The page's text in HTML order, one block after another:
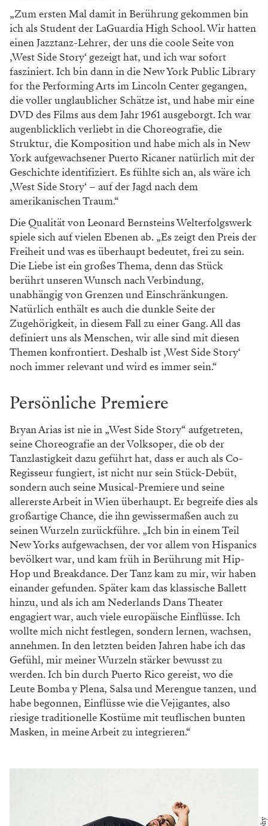
„Zum ersten Mal damit in Berührung gekommen bin
ich als Student der LaGuardia High School. Wir hatten
einen Jazztanz-Lehrer, der uns die coole Seite von
‚West Side Story‘ gezeigt hat, und ich war sofort
fasziniert. Ich bin dann in die New York Public Library
for the Performing Arts im Lincoln Center gegangen,
die voller unglaublicher Schätze ist, und habe mir eine
DVD des Films aus dem Jahr 1961 ausgeborgt. Ich war
augenblicklich verliebt in die Choreografie, die
Struktur, die Komposition und habe mich als in New
York aufgewachsener Puerto Ricaner natürlich mit der
Geschichte identifiziert. Es fühlte sich an, als wäre ich
‚West Side Story‘ – auf der Jagd nach dem
amerikanischen Traum.“
Die Qualität von Leonard Bernsteins Welterfolgswerk
spiele sich auf vielen Ebenen ab. „Es zeigt den Preis der
Freiheit und was es überhaupt bedeutet, frei zu sein.
Die Liebe ist ein großes Thema, denn das Stück
berührt unseren Wunsch nach Verbindung,
unabhängig von Grenzen und Einschränkungen.
Natürlich enthält es auch die dunkle Seite der
Zugehörigkeit, in diesem Fall zu einer Gang. All das
definiert uns als Menschen, wir alle sind mit diesen
Themen konfrontiert. Deshalb ist ‚West Side Story‘
noch immer relevant und wird es immer sein.“
Persönliche Premiere
Bryan Arias ist nie in „West Side Story“ aufgetreten,
seine Choreografie an der Volksoper, die ob der
Tanzlastigkeit dazu geführt hat, dass er auch als Co-
Regisseur fungiert, ist nicht nur sein Stück-Debüt,
sondern auch seine Musical-Premiere und seine
allererste Arbeit in Wien überhaupt. Er begreife dies als
großartige Chance, die ihn gewissermaßen auch zu
seinen Wurzeln zurückführe. „Ich bin in einem Teil
New Yorks aufgewachsen, der vor allem von Hispanics
bevölkert war, und kam früh in Berührung mit Hip-
Hop und Breakdance. Der Tanz kam zu mir, wir haben
einander gefunden. Später kam das klassische Ballett
hinzu, und als ich am Nederlands Dans Theater
engagiert war, auch viele europäische Einflüsse. Ich
wollte mich nicht festlegen, sondern lernen, wachsen,
annehmen. In den letzten beiden Jahren habe ich das
Gefühl, mir meiner Wurzeln stärker bewusst zu
werden. Ich bin durch Puerto Rico gereist, wo die
Leute Bomba y Plena, Salsa und Merengue tanzen, und
habe begonnen, Einflüsse wie die Vejigantes, also
riesige traditionelle Kostüme mit teuflischen bunten
Masken, in meine Arbeit zu integrieren.“